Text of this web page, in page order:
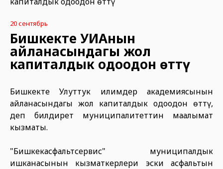
20 сентябрь
Бишкекте УИАнын
айланасындагы жол
капиталдык оңдоодон өттү
Бишкекте Улуттук илимдер академиясынын
айланасындагы жол капиталдык оңдоодон өттү,
деп билдирет муниципалитеттин маалымат
кызматы.
"Бишкекасфальтсервис" муниципалдык
ишканасынын кызматкерлери эски асфальтын